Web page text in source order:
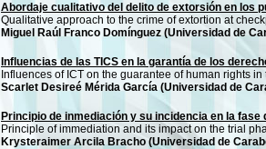
Abordaje cualitativo del delito de extorsión en los
Qualitative approach to the crime of extortion at
Miguel Raúl Franco Domínguez (Universidad de
Influencias de las TICS en la garantía de los
Influences of ICT on the guarantee of human rights
Scarlet Desireé Mérida García (Universidad de
Principio de inmediación y su incidencia en la
Principle of immediation and its impact on the trial
Krysteraimer Arcila Bracho (Universidad de